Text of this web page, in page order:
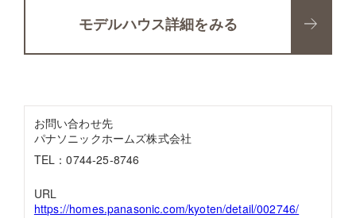
モデルハウス詳細をみる
お問い合わせ先
パナソニックホームズ株式会社
TEL：0744-25-8746
URL
https://homes.panasonic.com/kyoten/detail/002746/